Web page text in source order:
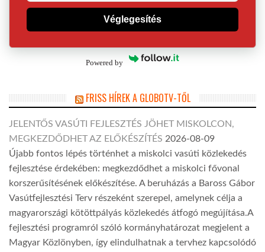
Véglegesítés
Powered by
FRISS HÍREK A GLOBOTV-TŐL
JELENTŐS VASÚTI FEJLESZTÉS JÖHET MISKOLCON,
MEGKEZDŐDHET AZ ELŐKÉSZÍTÉS 2026-08-09
Újabb fontos lépés történhet a miskolci vasúti közlekedés
fejlesztése érdekében: megkezdődhet a miskolci fővonal
korszerűsítésének előkészítése. A beruházás a Baross Gábor
Vasútfejlesztési Terv részeként szerepel, amelynek célja a
magyarországi kötöttpályás közlekedés átfogó megújítása.A
fejlesztési programról szóló kormányhatározat megjelent a
Magyar Közlönyben, így elindulhatnak a tervhez kapcsolódó